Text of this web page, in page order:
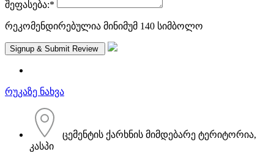
შეფასება:*
რეკომენდირებულია მინიმუმ 140 სიმბოლო
რუკაზე ნახვა
ცემენტის ქარხნის მიმდებარე ტერიტორია,
კასპი